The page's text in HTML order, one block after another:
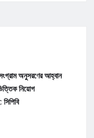
অনুসরণের আহ্বান
নিয়োগ